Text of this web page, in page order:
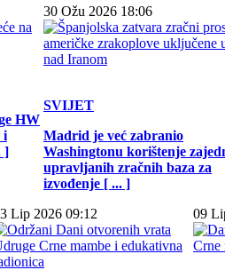
HW
i
]
30 Ožu 2026 18:06
SVIJET
Madrid je već zabranio
Washingtonu korištenje
upravljanih zračnih baza za
izvođenje [ ... ]
Lip 2026 09:12 09